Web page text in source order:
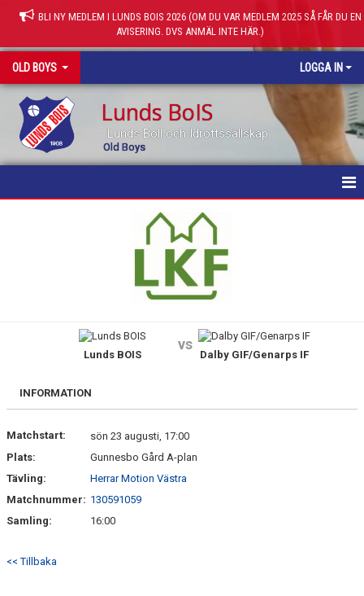
BLI NY MEDLEM I LUNDS BOIS 2026 (OM DU VAR MEDLEM 2025 SÅ FÅR DU EN
AVISERING. DVS ANMÄL INTE HÄR.)
OLD BOYS LOGGA IN
Lunds BoIS
Lunds Boll och Idrottssällskap
Old Boys
DOKUMENT
Lunds BOIS
vs
Dalby GIF/Genarps IF
INFORMATION
Matchstart:
sön 23 augusti, 17:00
Plats:
Gunnesbo Gård A-plan
Tävling:
Herrar Motion Västra
Matchnummer: 130591059
Samling:
16:00
<< Tillbaka